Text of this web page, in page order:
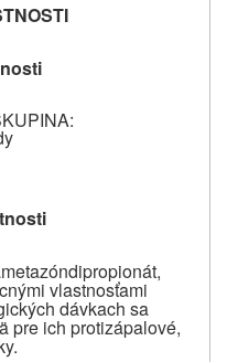
vlastnosťami
dávkach sa
pre ich protizápalové,